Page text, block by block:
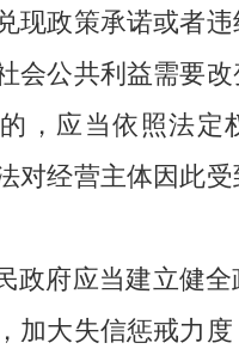
现政策承诺或者
会公共利益需要改
，应当依照法定
对经营主体因此
政府应当建立健
加大失信惩戒力